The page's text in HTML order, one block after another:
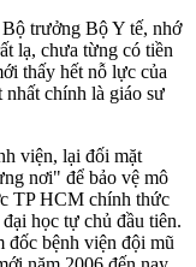
trưởng Bộ Y tế, nhớ
lạ, chưa từng có tiền
thấy hết nỗ lực của
nhất chính là giáo sư
viện, lại đối mặt
nơi" để bảo vệ mô
TP HCM chính thức
học tự chủ đầu tiên.
đốc bệnh viện đội mũ